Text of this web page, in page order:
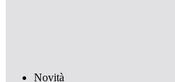
Novità